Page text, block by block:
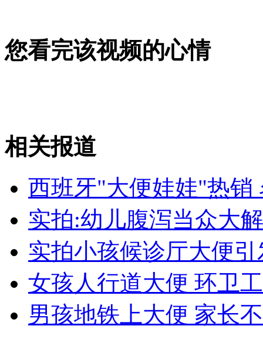
"好奇"号将首次钻探火星岩石
山西运城恶犬咬伤多人 警民合力深夜将其击毙
女孩北京地铁殴打老人 痛下狠手拳打脚踢
无痛分娩是否安全 医生回应
外交部：反对强权政治霸凌主义
外交部：有关国家言论片面不公正
您看完该视频的心情
相关报道
西班牙"大便娃娃"热销
实拍:幼儿腹泻当众大
实拍小孩候诊厅大便
女孩人行道大便 环卫
男孩地铁上大便 家长